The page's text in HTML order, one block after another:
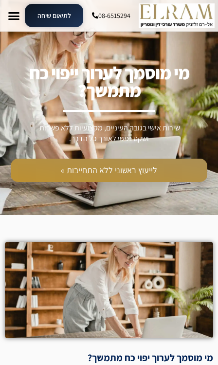
08-6515294 לתיאום שיחה
מי מוסמך לערוך ייפוי כח
מתמשך?
שירות אישי בגובה העיניים, מקצועיות ללא פשרות
ושקט נפשי לאורך כל הדרך.
לייעוץ ראשוני ללא התחייבות »
מי מוסמך לערוך יפוי כח מתמשך?